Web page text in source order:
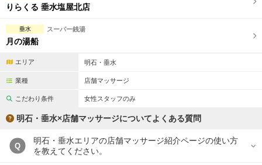
りらくる 垂水塩屋北店
垂水 スーパー銭湯
月の湯船
エリア 明石・垂水
業種 店舗マッサージ
こだわり条件 女性スタッフのみ
明石・垂水×店舗マッサージについてよくある質問
Q
明石・垂水エリアの店舗マッサージ紹介ページの使い方
を教えてください。